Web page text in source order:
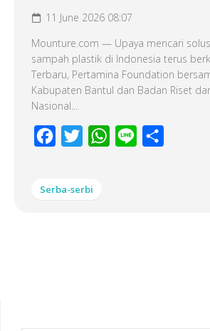
11 June 2026 08:07
Mounture.com — Upaya mencari
sampah plastik di Indonesia terus
Terbaru, Pertamina Foundation
Kabupaten Bantul dan Badan Riset
Nasional...
Facebook
Twitter WhatsApp
Line
Serba-serbi